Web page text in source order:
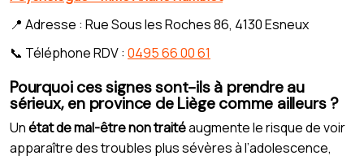
📍 Adresse : Rue Sous les Roches 86, 4130 Esneux
📞 Téléphone RDV : 0495 66 00 61
Pourquoi ces signes sont-ils à prendre au
sérieux, en province de Liège comme ailleurs ?
Unétat de mal-être non traitéaugmente le risque de voir
apparaître des troubles plus sévères à l’adolescence,